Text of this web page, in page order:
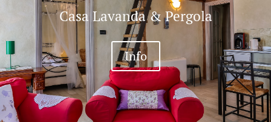
Casa Lavanda & Pergola
Info